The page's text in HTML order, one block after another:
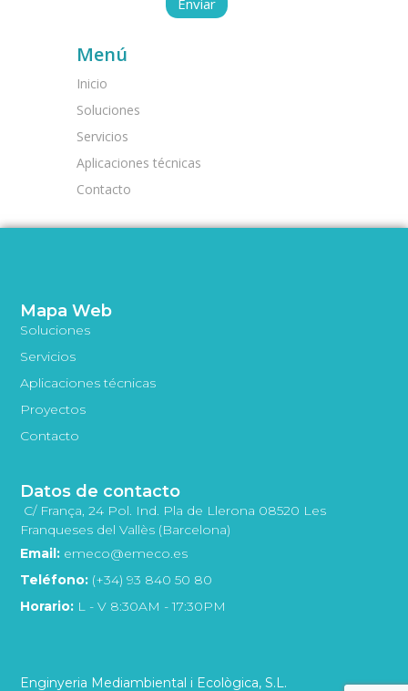
Menú
Inicio
Soluciones
Servicios
Aplicaciones técnicas
Contacto
Enginyeria Mediambiental i Ecològica, S.L.
Mapa Web
Soluciones
Servicios
Aplicaciones técnicas
Proyectos
Contacto
Datos de contacto
C/ França, 24 Pol. Ind. Pla de Llerona 08520 Les
Franqueses del Vallès (Barcelona)
Email: emeco@emeco.es
Teléfono: (+34) 93 840 50 80
Horario: L - V 8:30AM - 17:30PM